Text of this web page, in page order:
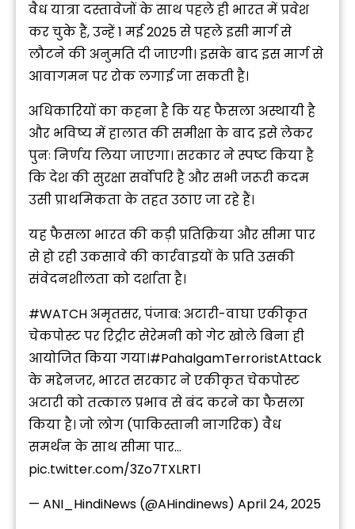
वैध यात्रा दस्तावेजों के साथ पहले ही भारत में प्रवेश
कर चुके हैं, उन्हें 1 मई 2025 से पहले इसी मार्ग से
लौटने की अनुमति दी जाएगी। इसके बाद इस मार्ग से
आवागमन पर रोक लगाई जा सकती है।
अधिकारियों का कहना है कि यह फैसला अस्थायी है
और भविष्य में हालात की समीक्षा के बाद इसे लेकर
पुनः निर्णय लिया जाएगा। सरकार ने स्पष्ट किया है
कि देश की सुरक्षा सर्वोपरि है और सभी जरूरी कदम
उसी प्राथमिकता के तहत उठाए जा रहे हैं।
यह फैसला भारत की कड़ी प्रतिक्रिया और सीमा पार
से हो रही उकसावे की कार्रवाइयों के प्रति उसकी
संवेदनशीलता को दर्शाता है।
#WATCHअमृतसर, पंजाब: अटारी-वाघा एकीकृत
चेकपोस्ट पर रिट्रीट सेरेमनी को गेट खोले बिना ही
आयोजित किया गया।#PahalgamTerroristAttack
के मद्देनजर, भारत सरकार ने एकीकृत चेकपोस्ट
अटारी को तत्काल प्रभाव से बंद करने का फैसला
किया है। जो लोग (पाकिस्तानी नागरिक) वैध
समर्थन के साथ सीमा पार…
pic.twitter.com/3Zo7TXLRTl
— ANI_HindiNews (@AHindinews) April 24, 2025